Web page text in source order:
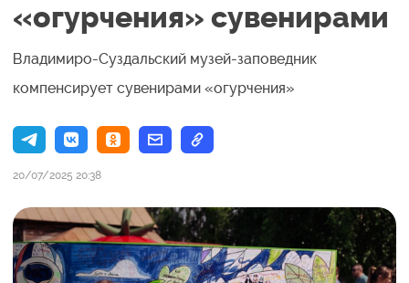
«огурчения» сувенирами
Владимиро-Суздальский музей-заповедник
компенсирует сувенирами «огурчения»
20/07/2025 20:38